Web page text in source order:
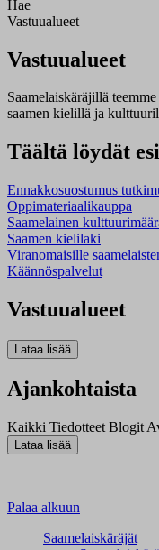
Hae
Vastuualueet
Vastuualueet
Saamelaiskäräjillä t
saamen kielillä ja
Täältä löydät
Ennakkosuostumus
Oppimateriaalikauppa
Saamelainen
Saamen kielilaki
Viranomaisille
Käännöspalvelut
Vastuualueet
Ajankohtaista
Kaikki Tiedotteet Blogit
Palaa alkuun
Saamelaiskäräjät